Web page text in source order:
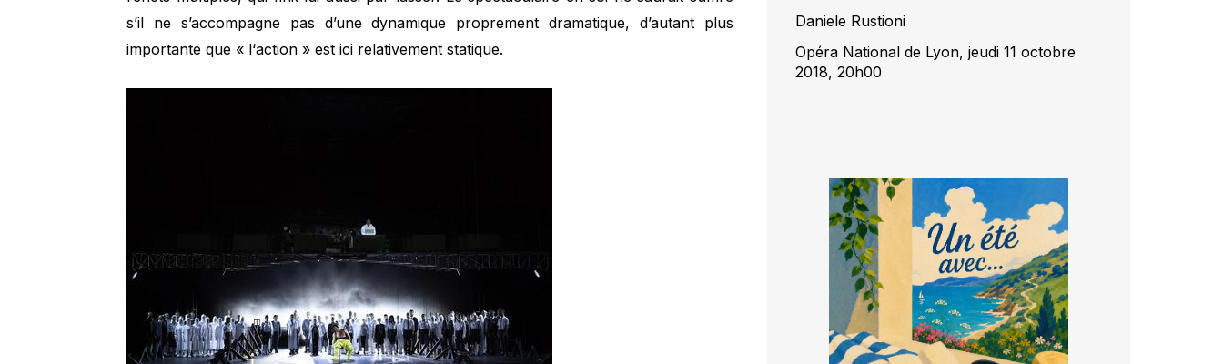
s’il ne s’accompagne pas d’une dynamique proprement dramatique, d’autant plus
importante que « l‘action » est ici relativement statique.
Daniele Rustioni
Opéra National de Lyon, jeudi 11 octobre
2018, 20h00